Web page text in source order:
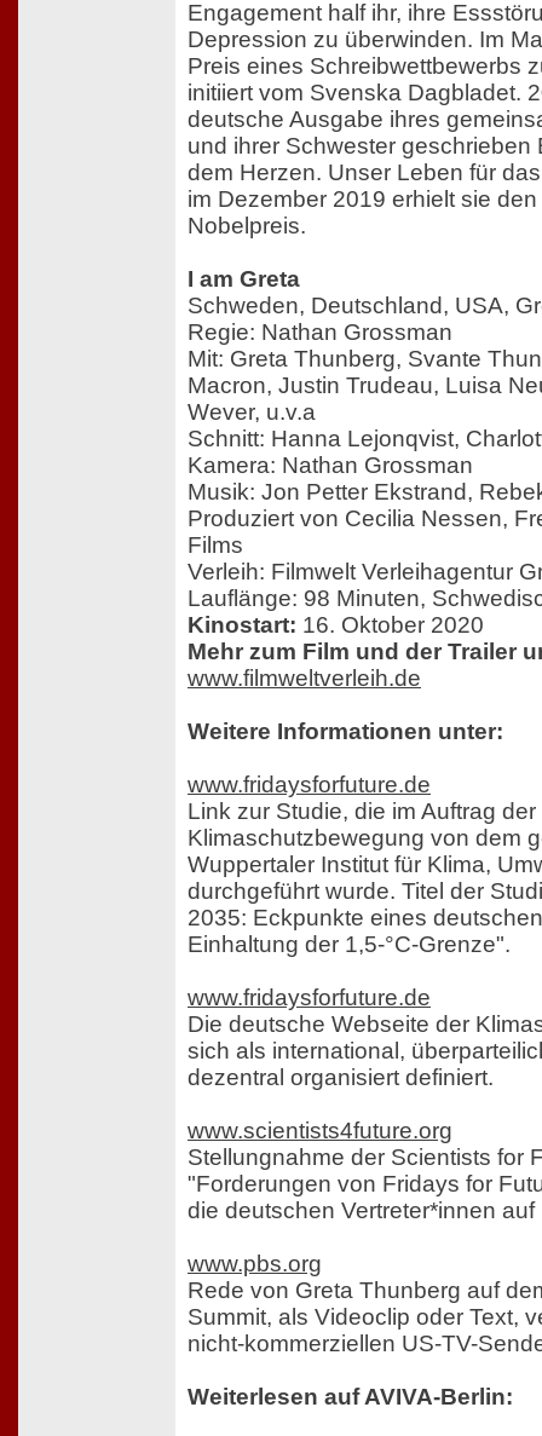
Engagement half ihr, ihre
Depression zu überwinden. Im
Preis eines Schreibwettbewerbs
initiiert vom Svenska Dagbladet.
deutsche Ausgabe ihres
und ihrer Schwester
dem Herzen. Unser Leben für
im Dezember 2019 erhielt sie
Nobelpreis.
I am Greta
Schweden, Deutschland, USA,
Regie: Nathan Grossman
Mit: Greta Thunberg, Svante
Macron, Justin Trudeau, Luisa
Wever, u.v.a
Schnitt: Hanna Lejonqvist,
Kamera: Nathan Grossman
Musik: Jon Petter Ekstrand,
Produziert von Cecilia Nessen,
Films
Verleih: Filmwelt Verleihagentur
Lauflänge: 98 Minuten,
Kinostart: 16. Oktober 2020
Mehr zum Film und der Trailer
www.filmweltverleih.de
Weitere Informationen unter:
www.fridaysforfuture.de
Link zur Studie, die im Auftrag der
Klimaschutzbewegung von dem
Wuppertaler Institut für Klima,
durchgeführt wurde. Titel der
2035: Eckpunkte eines
Einhaltung der 1,5-°C-Grenze".
www.fridaysforfuture.de
Die deutsche Webseite der
sich als international,
dezentral organisiert definiert.
www.scientists4future.org
Stellungnahme der Scientists for
"Forderungen von Fridays for
die deutschen Vertreter*innen
www.pbs.org
Rede von Greta Thunberg auf
Summit, als Videoclip oder Text,
nicht-kommerziellen US-TV-
Weiterlesen auf AVIVA-Berlin: